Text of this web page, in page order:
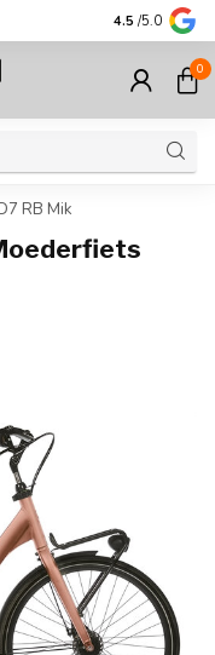
Korting tot
4.5 /5.0
0
RB Mik